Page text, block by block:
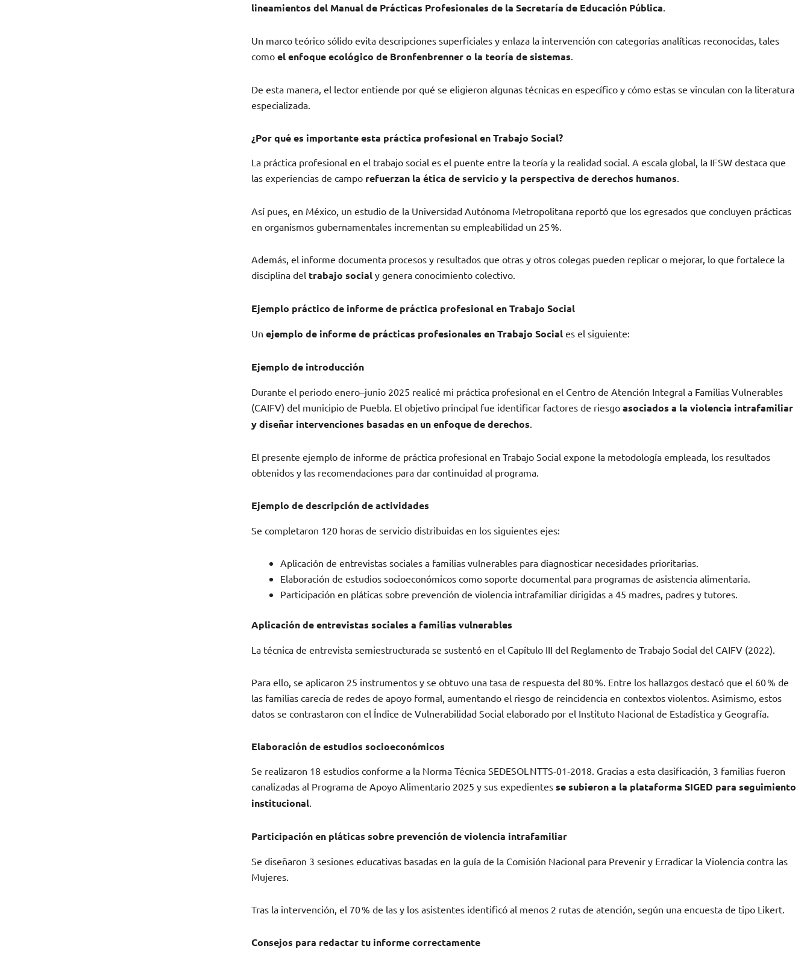
lineamientos del Manual de Prácticas Profesionales de la Secretaría de Educación Pública
Un marco teórico sólido evita descripciones superficiales y enlaza la intervención con categorías analíticas reconocidas, tales
comoel enfoque ecológico de Bronfenbrenner o la teoría de sistemas
De esta manera, el lector entiende por qué se eligieron algunas técnicas en específico y cómo estas se vinculan con la literatura
especializada.
¿Por qué es importante esta práctica profesional en Trabajo Social?
La práctica profesional en el trabajo social es el puente entre la teoría y la realidad social. A escala global, la IFSW destaca que
las experiencias de campo refuerzan la ética de servicio y la perspectiva de derechos humanos.
Así pues, en México, un estudio de la Universidad Autónoma Metropolitana reportó que los egresados que concluyen prácticas
en organismos gubernamentales incrementan su empleabilidad un 25 %.
Además, el informe documenta procesos y resultados que otras y otros colegas pueden replicar o mejorar, lo que fortalece la
disciplina del trabajo social y genera conocimiento colectivo.
Ejemplo práctico de informe de práctica profesional en Trabajo Social
Unejemplo de informe de prácticas profesionales en Trabajo Social es el siguiente:
Ejemplo de introducción
Durante el periodo enero–junio 2025 realicé mi práctica profesional en el Centro de Atención Integral a Familias Vulnerables
(CAIFV) del municipio de Puebla. El objetivo principal fue identificar factores de riesgoasociados a la violencia intrafamiliar
y diseñar intervenciones basadas en un enfoque de derechos
El presente ejemplo de informe de práctica profesional en Trabajo Social expone la metodología empleada, los resultados
obtenidos y las recomendaciones para dar continuidad al programa.
Ejemplo de descripción de actividades
Se completaron 120 horas de servicio distribuidas en los siguientes ejes:
Aplicación de entrevistas sociales a familias vulnerables para diagnosticar necesidades prioritarias.
Elaboración de estudios socioeconómicos como soporte documental para programas de asistencia alimentaria.
Participación en pláticas sobre prevención de violencia intrafamiliar dirigidas a 45 madres, padres y tutores.
Aplicación de entrevistas sociales a familias vulnerables
La técnica de entrevista semiestructurada se sustentó en el Capítulo III del Reglamento de Trabajo Social del CAIFV (2022).
Para ello, se aplicaron 25 instrumentos y se obtuvo una tasa de respuesta del 80 %. Entre los hallazgos destacó que el 60 % de
las familias carecía de redes de apoyo formal, aumentando el riesgo de reincidencia en contextos violentos. Asimismo, estos
datos se contrastaron con el Índice de Vulnerabilidad Social elaborado por el Instituto Nacional de Estadística y Geografía.
Elaboración de estudios socioeconómicos
Se realizaron 18 estudios conforme a la Norma Técnica SEDESOL NTTS‑01‑2018. Gracias a esta clasificación, 3 familias fueron
canalizadas al Programa de Apoyo Alimentario 2025 y sus expedientesse subieron a la plataforma SIGED para seguimiento
institucional.
Participación en pláticas sobre prevención de violencia intrafamiliar
Se diseñaron 3 sesiones educativas basadas en la guía de la Comisión Nacional para Prevenir y Erradicar la Violencia contra las
Mujeres.
Tras la intervención, el 70 % de las y los asistentes identificó al menos 2 rutas de atención, según una encuesta de tipo Likert.
Consejos para redactar tu informe correctamente